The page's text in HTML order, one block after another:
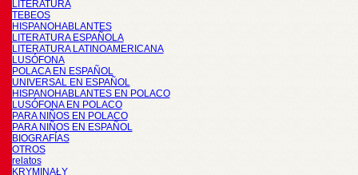
LITERATURA
TEBEOS
HISPANOHABLANTES
LITERATURA ESPAÑOLA
LITERATURA LATINOAMERICANA
LUSÓFONA
POLACA EN ESPAÑOL
UNIVERSAL EN ESPAÑOL
HISPANOHABLANTES EN POLACO
LUSÓFONA EN POLACO
PARA NIÑOS EN POLACO
PARA NIÑOS EN ESPAÑOL
BIOGRAFÍAS
OTROS
relatos
KRYMINAŁY